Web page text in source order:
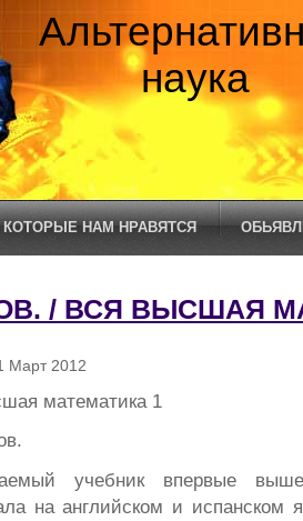
наука
НАМ НРАВЯТСЯ
/ ВСЯ ВЫСШАЯ
Март 2012
математика 1
учебник впервые
на английском и испанском